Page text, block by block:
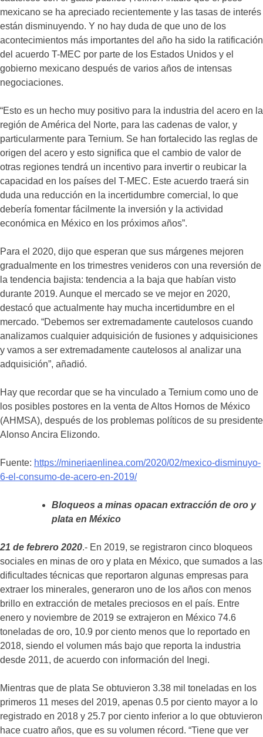
mexicano se ha apreciado recientemente y las tasas de interés
están disminuyendo. Y no hay duda de que uno de los
acontecimientos más importantes del año ha sido la ratificación
del acuerdo T-MEC por parte de los Estados Unidos y el
gobierno mexicano después de varios años de intensas
negociaciones.
“Esto es un hecho muy positivo para la industria del acero en la
región de América del Norte, para las cadenas de valor, y
particularmente para Ternium. Se han fortalecido las reglas de
origen del acero y esto significa que el cambio de valor de
otras regiones tendrá un incentivo para invertir o reubicar la
capacidad en los países del T-MEC. Este acuerdo traerá sin
duda una reducción en la incertidumbre comercial, lo que
debería fomentar fácilmente la inversión y la actividad
económica en México en los próximos años”.
Para el 2020, dijo que esperan que sus márgenes mejoren
gradualmente en los trimestres venideros con una reversión de
la tendencia bajista: tendencia a la baja que habían visto
durante 2019. Aunque el mercado se ve mejor en 2020,
destacó que actualmente hay mucha incertidumbre en el
mercado. “Debemos ser extremadamente cautelosos cuando
analizamos cualquier adquisición de fusiones y adquisiciones
y vamos a ser extremadamente cautelosos al analizar una
adquisición”, añadió.
Hay que recordar que se ha vinculado a Ternium como uno de
los posibles postores en la venta de Altos Hornos de México
(AHMSA), después de los problemas políticos de su presidente
Alonso Ancira Elizondo.
Fuente: https://mineriaenlinea.com/2020/02/mexico-disminuyo-
6-el-consumo-de-acero-en-2019/
Bloqueos a minas opacan extracción de oro y
plata en México
21 de febrero 2020.- En 2019, se registraron cinco bloqueos
sociales en minas de oro y plata en México, que sumados a las
dificultades técnicas que reportaron algunas empresas para
extraer los minerales, generaron uno de los años con menos
brillo en extracción de metales preciosos en el país. Entre
enero y noviembre de 2019 se extrajeron en México 74.6
toneladas de oro, 10.9 por ciento menos que lo reportado en
2018, siendo el volumen más bajo que reporta la industria
desde 2011, de acuerdo con información del Inegi.
Mientras que de plata Se obtuvieron 3.38 mil toneladas en los
primeros 11 meses del 2019, apenas 0.5 por ciento mayor a lo
registrado en 2018 y 25.7 por ciento inferior a lo que obtuvieron
hace cuatro años, que es su volumen récord. “Tiene que ver